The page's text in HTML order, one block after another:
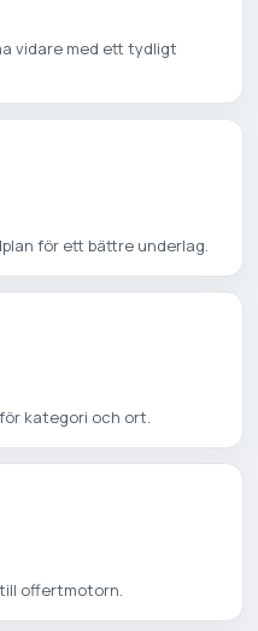
vidare med ett tydligt
för ett bättre underlag.
kategori och ort.
offertmotorn.